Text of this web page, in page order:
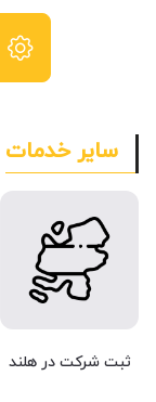
سایر خدمات
ثبت شرکت در هلند